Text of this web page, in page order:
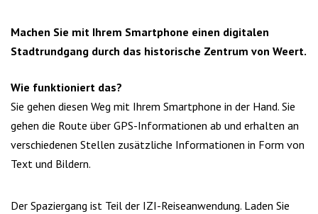
Machen Sie mit Ihrem Smartphone einen digitalen
Stadtrundgang durch das historische Zentrum von Weert.
Wie funktioniert das?
Sie gehen diesen Weg mit Ihrem Smartphone in der Hand. Sie
gehen die Route über GPS-Informationen ab und erhalten an
verschiedenen Stellen zusätzliche Informationen in Form von
Text und Bildern.
Der Spaziergang ist Teil der IZI-Reiseanwendung. Laden Sie